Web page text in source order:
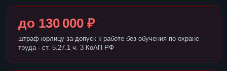
до 130 000 ₽
штраф юрлицу за допуск к работе без обучения по охране
труда - ст. 5.27.1 ч. 3 КоАП РФ